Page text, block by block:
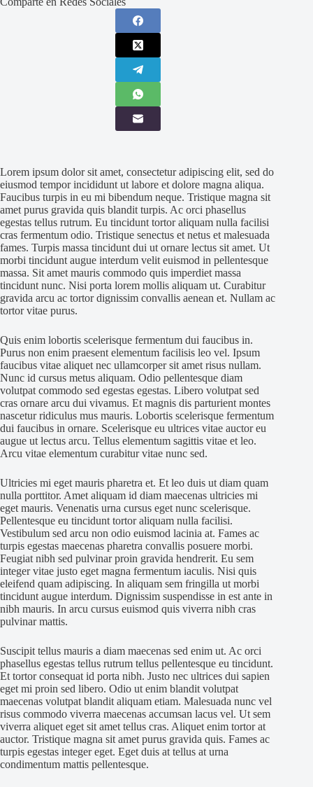
Lorem ipsum dolor sit amet, consectetur adipiscing elit, sed do
eiusmod tempor incididunt ut labore et dolore magna aliqua.
Faucibus turpis in eu mi bibendum neque. Tristique magna sit
amet purus gravida quis blandit turpis. Ac orci phasellus
egestas tellus rutrum. Eu tincidunt tortor aliquam nulla facilisi
cras fermentum odio. Tristique senectus et netus et malesuada
fames. Turpis massa tincidunt dui ut ornare lectus sit amet. Ut
morbi tincidunt augue interdum velit euismod in pellentesque
massa. Sit amet mauris commodo quis imperdiet massa
tincidunt nunc. Nisi porta lorem mollis aliquam ut. Curabitur
gravida arcu ac tortor dignissim convallis aenean et. Nullam ac
tortor vitae purus.
Quis enim lobortis scelerisque fermentum dui faucibus in.
Purus non enim praesent elementum facilisis leo vel. Ipsum
faucibus vitae aliquet nec ullamcorper sit amet risus nullam.
Nunc id cursus metus aliquam. Odio pellentesque diam
volutpat commodo sed egestas egestas. Libero volutpat sed
cras ornare arcu dui vivamus. Et magnis dis parturient montes
nascetur ridiculus mus mauris. Lobortis scelerisque fermentum
dui faucibus in ornare. Scelerisque eu ultrices vitae auctor eu
augue ut lectus arcu. Tellus elementum sagittis vitae et leo.
Arcu vitae elementum curabitur vitae nunc sed.
Ultricies mi eget mauris pharetra et. Et leo duis ut diam quam
nulla porttitor. Amet aliquam id diam maecenas ultricies mi
eget mauris. Venenatis urna cursus eget nunc scelerisque.
Pellentesque eu tincidunt tortor aliquam nulla facilisi.
Vestibulum sed arcu non odio euismod lacinia at. Fames ac
turpis egestas maecenas pharetra convallis posuere morbi.
Feugiat nibh sed pulvinar proin gravida hendrerit. Eu sem
integer vitae justo eget magna fermentum iaculis. Nisi quis
eleifend quam adipiscing. In aliquam sem fringilla ut morbi
tincidunt augue interdum. Dignissim suspendisse in est ante in
nibh mauris. In arcu cursus euismod quis viverra nibh cras
pulvinar mattis.
Suscipit tellus mauris a diam maecenas sed enim ut. Ac orci
phasellus egestas tellus rutrum tellus pellentesque eu tincidunt.
Et tortor consequat id porta nibh. Justo nec ultrices dui sapien
eget mi proin sed libero. Odio ut enim blandit volutpat
maecenas volutpat blandit aliquam etiam. Malesuada nunc vel
risus commodo viverra maecenas accumsan lacus vel. Ut sem
viverra aliquet eget sit amet tellus cras. Aliquet enim tortor at
auctor. Tristique magna sit amet purus gravida quis. Fames ac
turpis egestas integer eget. Eget duis at tellus at urna
condimentum mattis pellentesque.